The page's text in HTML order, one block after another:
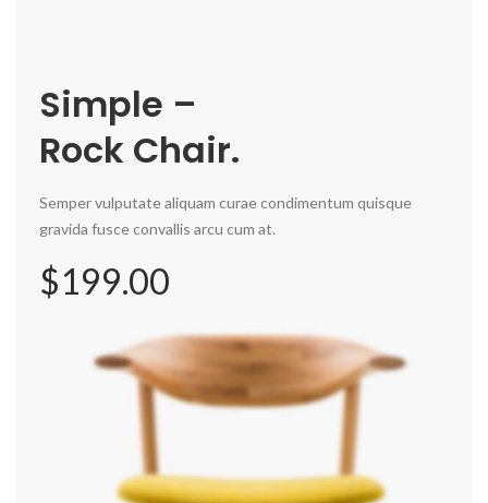
Simple –
Rock Chair.
Semper vulputate aliquam curae condimentum quisque
gravida fusce convallis arcu cum at.
$199.00